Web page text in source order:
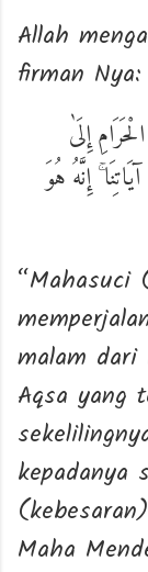
Allah
firman Nya:
إِلَىٰ
إِنَّهُ هُوَ
“Mahasuci
malam
Aqsa yang
kepadanya
Maha